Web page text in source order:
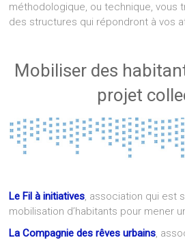
méthodologique, ou technique, vous
des structures qui répondront à vos
Mobiliser des
projet
Le Fil à initiatives, association qui est
mobilisation d’habitants pour mener
La Compagnie des rêves urbains,